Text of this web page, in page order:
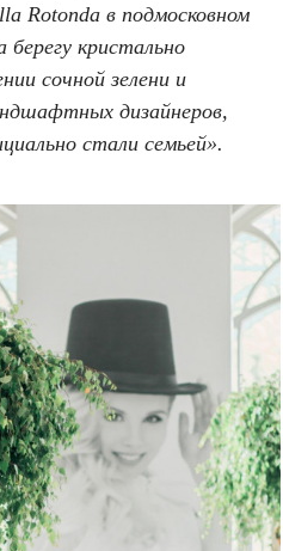
Rotonda в подмосковном
берегу кристально
сочной зелени и
дизайнеров,
стали семьей».